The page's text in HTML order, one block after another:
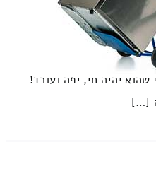
שהוא יהיה חי, יפה ועובד!
[…]